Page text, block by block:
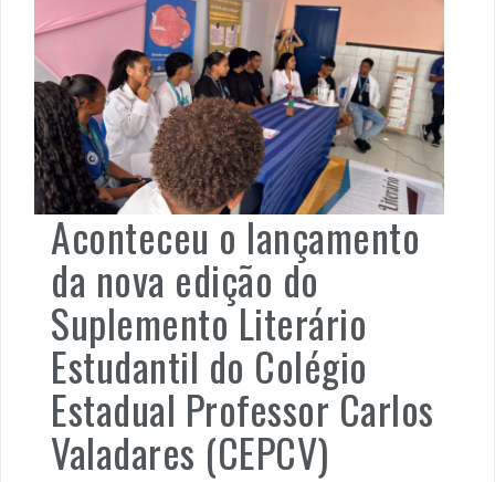
Aconteceu o lançamento
da nova edição do
Suplemento Literário
Estudantil do Colégio
Estadual Professor Carlos
Valadares (CEPCV)